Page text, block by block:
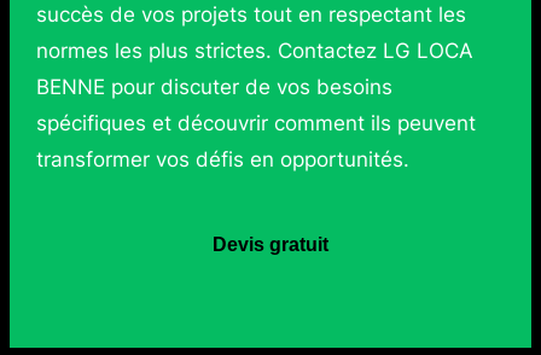
succès de vos projets tout en respectant les
normes les plus strictes. Contactez LG LOCA
BENNE pour discuter de vos besoins
spécifiques et découvrir comment ils peuvent
transformer vos défis en opportunités.
Devis gratuit